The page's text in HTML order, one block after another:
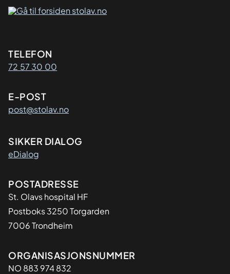
Kontaktinformasjon
TELEFON
72 57 30 00
E-POST
post@stolav.no
SIKKER DIALOG
eDialog
Adresse
POSTADRESSE
St. Olavs hospital HF
Postboks 3250 Torgarden
7006 Trondheim
Organisasjon
ORGANISASJONSNUMMER
NO 883 974 832